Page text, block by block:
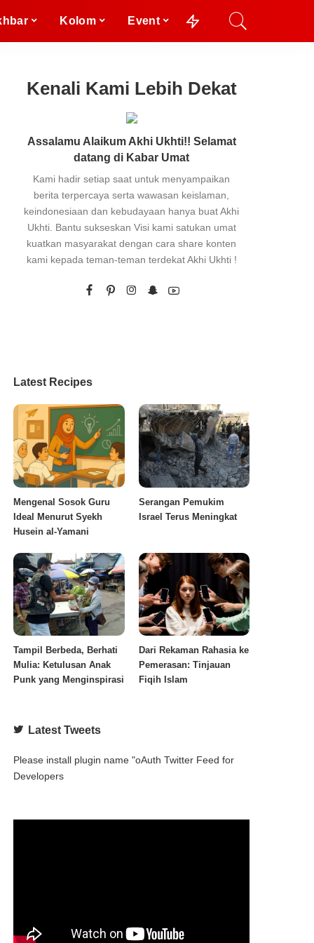
Kolom Event
Kenali Kami Lebih Dekat
Assalamu Alaikum Akhi Ukhti!! Selamat
datang di Kabar Umat
Kami hadir setiap saat untuk menyampaikan
berita terpercaya serta wawasan keislaman,
keindonesiaan dan kebudayaan hanya buat Akhi
Ukhti. Bantu sukseskan Visi kami satukan umat
kuatkan masyarakat dengan cara share konten
kami kepada teman-teman terdekat Akhi Ukhti !
Latest Recipes
Mengenal Sosok Guru
Ideal Menurut Syekh
Husein al-Yamani
Serangan Pemukim
Israel Terus Meningkat
Tampil Berbeda, Berhati
Mulia: Ketulusan Anak
Punk yang Menginspirasi
Dari Rekaman Rahasia ke
Pemerasan: Tinjauan
Fiqih Islam
Latest Tweets
Please install plugin name "oAuth Twitter Feed for
Developers